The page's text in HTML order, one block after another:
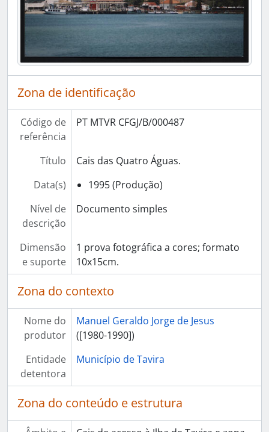
Zona de identificação
Código de
referência
PT MTVR CFGJ/B/000487
Título
Cais das Quatro Águas.
Data(s)
1995 (Produção)
Nível de
descrição
Documento simples
Dimensão
e suporte
1 prova fotográfica a cores; formato
10x15cm.
Zona do contexto
Nome do
produtor
Manuel Geraldo Jorge de Jesus
([1980-1990])
Entidade
detentora
Município de Tavira
Zona do conteúdo e estrutura